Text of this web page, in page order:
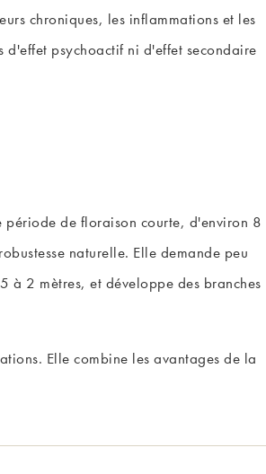
chroniques, les inflammations et les
psychoactif ni d'effet secondaire
période de floraison courte, d'environ 8
naturelle. Elle demande peu
à 2 mètres, et développe des branches
Elle combine les avantages de la